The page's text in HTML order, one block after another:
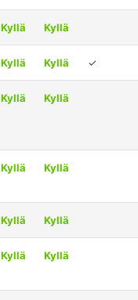
Kyllä Kyllä
Kyllä Kyllä ✓
Kyllä Kyllä
Kyllä Kyllä
Kyllä Kyllä
Kyllä Kyllä